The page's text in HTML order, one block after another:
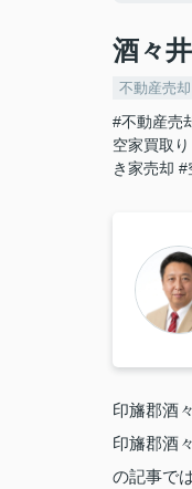
酒々
不動産売却
#不動産売
空家買取り
き家売却 #
印旛郡酒
印旛郡酒
の記事で